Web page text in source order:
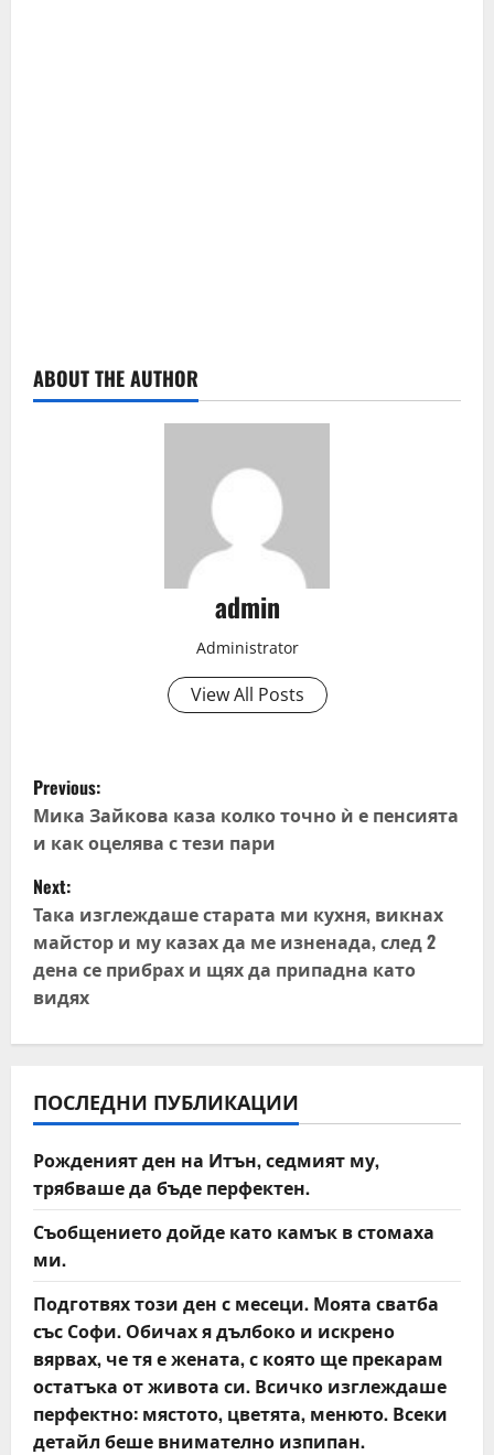
ABOUT THE AUTHOR
admin
Administrator
View All Posts
P
o
s
t
n
a
v
i
g
a
t
i
o
n
Previous:
Мика Зайкова каза колко точно ѝ е пенсията
и как оцелява с тези пари
Next:
Така изглеждаше старата ми кухня, викнах
майстор и му казах да ме изненада, след 2
дена се прибрах и щях да припадна като
видях
ПОСЛЕДНИ ПУБЛИКАЦИИ
Рожденият ден на Итън, седмият му,
трябваше да бъде перфектен.
Съобщението дойде като камък в стомаха
ми.
Подготвях този ден с месеци. Моята сватба
със Софи. Обичах я дълбоко и искрено
вярвах, че тя е жената, с която ще прекарам
остатъка от живота си. Всичко изглеждаше
перфектно: мястото, цветята, менюто. Всеки
детайл беше внимателно изпипан.